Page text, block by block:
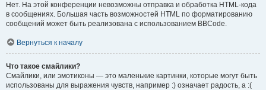
Нет. На этой конференции невозможны отправка и обработка HTML-кода
в сообщениях. Большая часть возможностей HTML по форматированию
сообщений может быть реализована с использованием BBCode.
Вернуться к началу
Что такое смайлики?
Смайлики, или эмотиконы — это маленькие картинки, которые могут быть
использованы для выражения чувств, например :) означает радость, а :(